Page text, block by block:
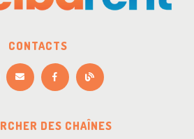
CONTACTS
DES CHAÎNES